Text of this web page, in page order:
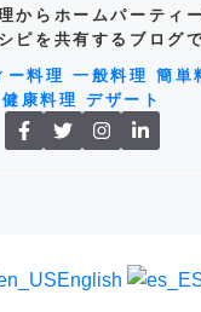
からホームパーティ
ピを共有するブログで
ー料理
一般料理
簡単
健康料理
デザート
English